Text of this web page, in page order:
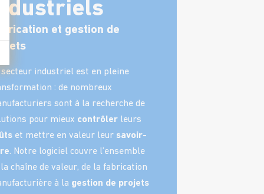
industriels
et gestion de
secteur industriel est en pleine
: de nombreux
sont à la recherche de
pour mieux contrôler leurs
et mettre en valeur leur savoir-
. Notre logiciel couvre l’ensemble
chaîne de valeur, de la fabrication
à la gestion de projets